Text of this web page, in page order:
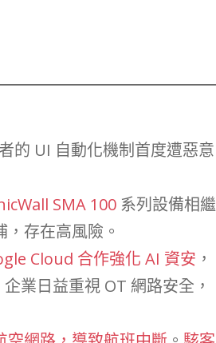
的 UI 自動化機制首度遭惡意
SMA 100 系列設備相繼
存在高風險。
Cloud 合作強化 AI 資安 ，
業日益重視 OT 網路安全，